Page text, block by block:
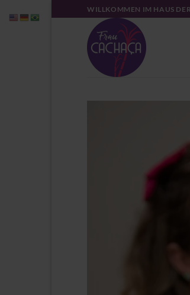
Inhalt
WILLKOMMEN IM HAUS